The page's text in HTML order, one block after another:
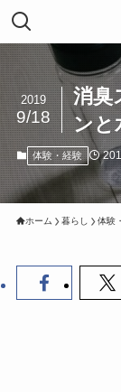
消臭
ンと
2019
9/18
体験・経験
ホーム 暮らし 体験